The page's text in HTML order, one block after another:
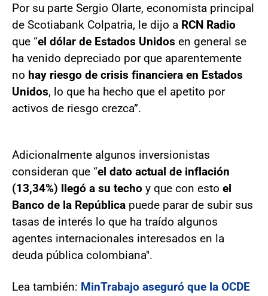
Por su parte Sergio Olarte, economista principal
de Scotiabank Colpatria, le dijo a RCN Radio
que “el dólar de Estados Unidos en general se
ha venido depreciado por que aparentemente
no hay riesgo de crisis financiera en Estados
Unidos, lo que ha hecho que el apetito por
activos de riesgo crezca”.
Adicionalmente algunos inversionistas
consideran que “el dato actual de inflación
(13,34%) llegó a su techo y que con esto el
Banco de la República puede parar de subir sus
tasas de interés lo que ha traído algunos
agentes internacionales interesados en la
deuda pública colombiana".
Lea también: MinTrabajo aseguró que la OCDE